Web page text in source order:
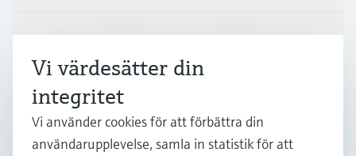
Support
Vi värdesätter din
integritet
Vi använder cookies för att förbättra din
användarupplevelse, samla in statistik för att